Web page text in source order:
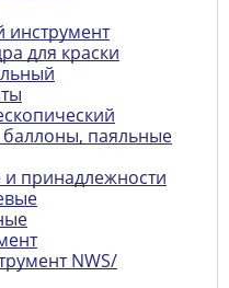
инструмент
для краски
баллоны, паяльные
принадлежности
NWS/